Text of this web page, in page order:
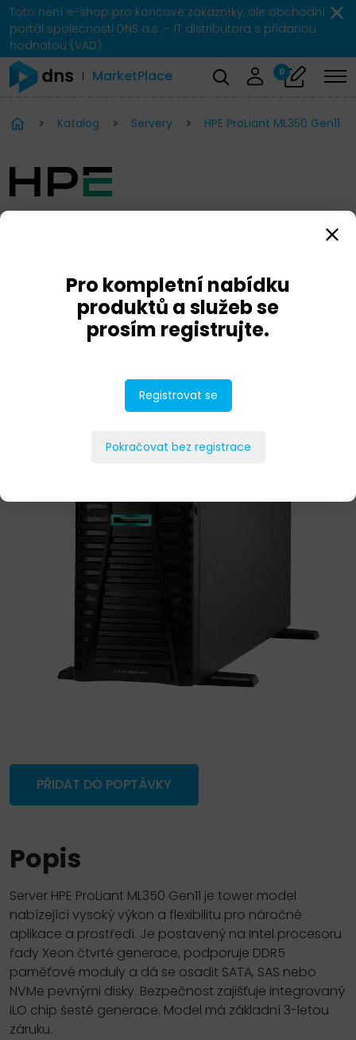
Toto není e-shop pro koncové zákazníky, ale obchodní
portál společnosti DNS a.s. – IT distributora s přidanou
hodnotou (VAD).
MarketPlace 0
Katalog Servery HPE ProLiant ML350 Gen11
HPE ProLiant ML350 Gen11
PŘIDAT DO POPTÁVKY
Popis
Server HPE ProLiant ML350 Gen11 je tower model
nabízející vysoký výkon a flexibilitu pro náročné
aplikace a prostředí. Je postavený na Intel procesoru
řady Xeon čtvrté generace, podporuje DDR5
paměťové moduly a dá se osadit SATA, SAS nebo
NVMe pevnými disky. Bezpečnost zajišťuje integrovaný
iLO chip šesté generace. Model má základní 3-letou
záruku.
Pro kompletní nabídku
produktů a služeb se
prosím registrujte.
Registrovat se
Pokračovat bez registrace